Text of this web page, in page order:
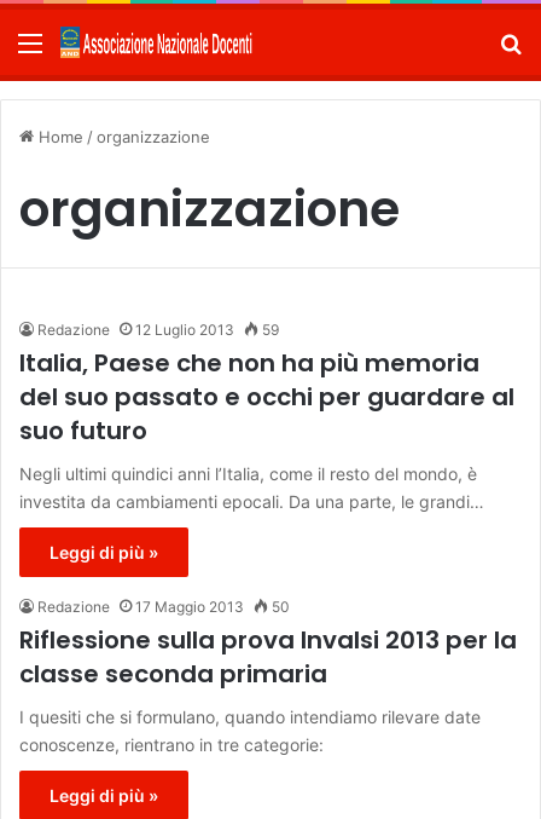
Menu
Home /organizzazione
organizzazione
Redazione 12 Luglio 2013 59
Italia, Paese che non ha più memoria
del suo passato e occhi per guardare al
suo futuro
Negli ultimi quindici anni l’Italia, come il resto del mondo, è
investita da cambiamenti epocali. Da una parte, le grandi…
Leggi di più »
Redazione 17 Maggio 2013 50
Riflessione sulla prova Invalsi 2013 per la
classe seconda primaria
I quesiti che si formulano, quando intendiamo rilevare date
conoscenze, rientrano in tre categorie:
Leggi di più »